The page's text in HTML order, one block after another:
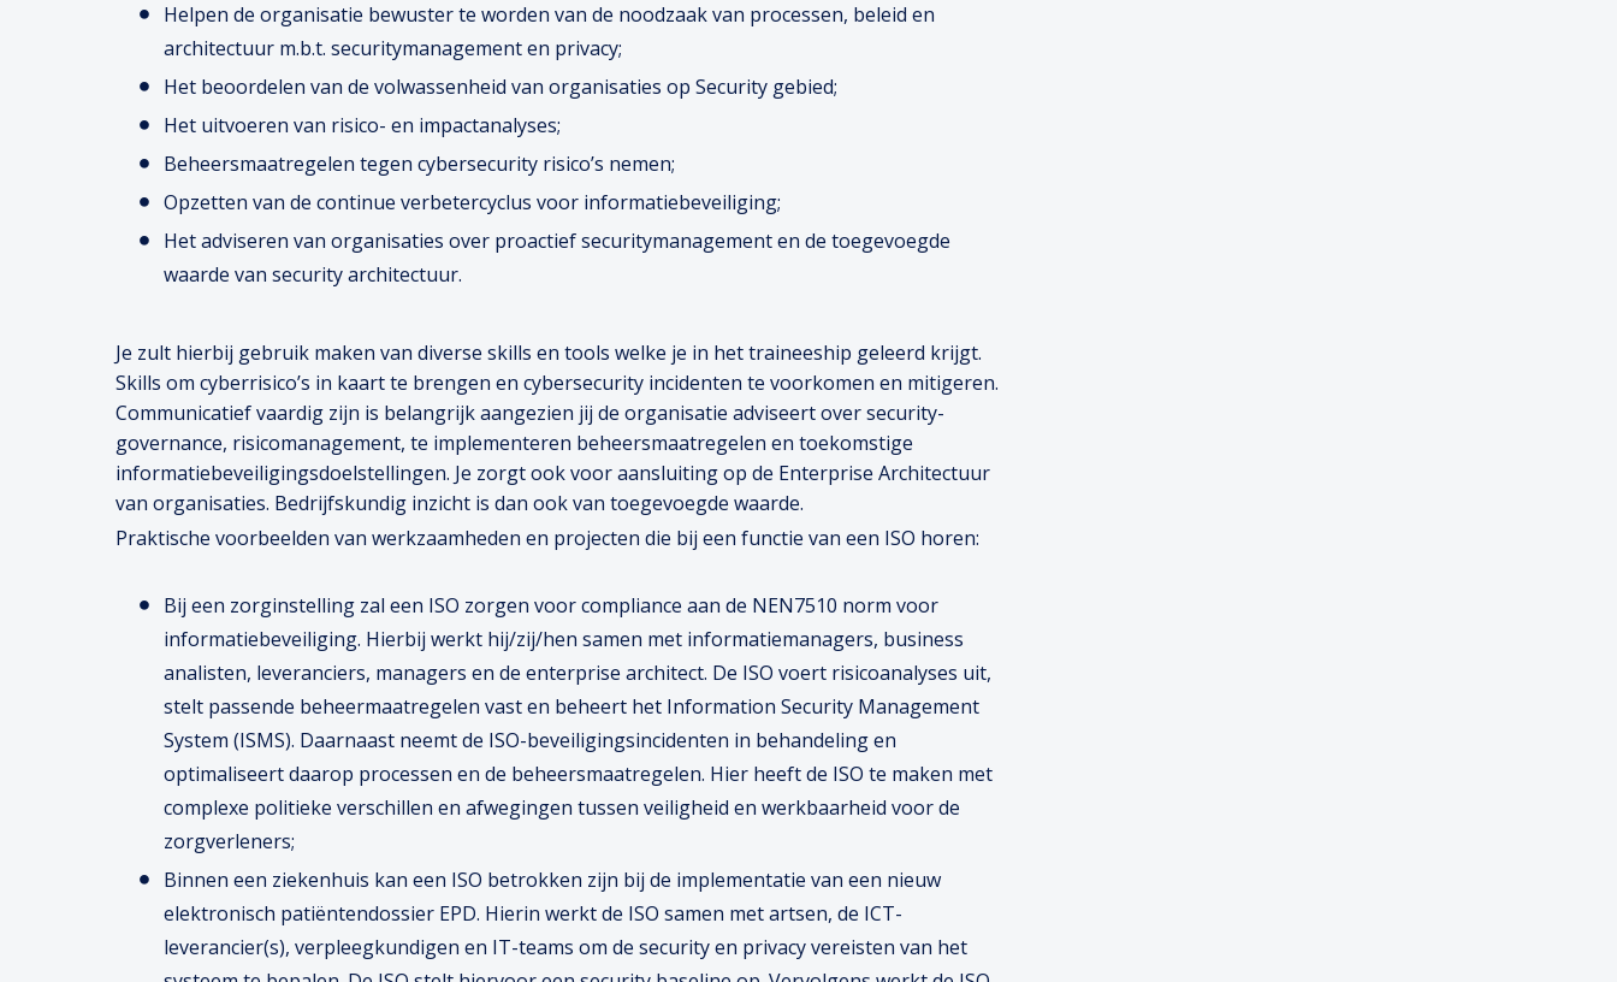
Helpen de organisatie bewuster te worden van de noodzaak van processen, beleid en
architectuur m.b.t. securitymanagement en privacy;
Het beoordelen van de volwassenheid van organisaties op Security gebied;
Het uitvoeren van risico- en impactanalyses;
Beheersmaatregelen tegen cybersecurity risico’s nemen;
Opzetten van de continue verbetercyclus voor informatiebeveiliging;
Het adviseren van organisaties over proactief securitymanagement en de toegevoegde
waarde van security architectuur.
Je zult hierbij gebruik maken van diverse skills en tools welke je in het traineeship geleerd krijgt.
Skills om cyberrisico’s in kaart te brengen en cybersecurity incidenten te voorkomen en mitigeren.
Communicatief vaardig zijn is belangrijk aangezien jij de organisatie adviseert over security-
governance, risicomanagement, te implementeren beheersmaatregelen en toekomstige
informatiebeveiligingsdoelstellingen. Je zorgt ook voor aansluiting op de Enterprise Architectuur
van organisaties. Bedrijfskundig inzicht is dan ook van toegevoegde waarde.
Praktische voorbeelden van werkzaamheden en projecten die bij een functie van een ISO horen:
Bij een zorginstelling zal een ISO zorgen voor compliance aan de NEN7510 norm voor
informatiebeveiliging. Hierbij werkt hij/zij/hen samen met informatiemanagers, business
analisten, leveranciers, managers en de enterprise architect. De ISO voert risicoanalyses uit,
stelt passende beheermaatregelen vast en beheert het Information Security Management
System (ISMS). Daarnaast neemt de ISO-beveiligingsincidenten in behandeling en
optimaliseert daarop processen en de beheersmaatregelen. Hier heeft de ISO te maken met
complexe politieke verschillen en afwegingen tussen veiligheid en werkbaarheid voor de
zorgverleners;
Binnen een ziekenhuis kan een ISO betrokken zijn bij de implementatie van een nieuw
elektronisch patiëntendossier EPD. Hierin werkt de ISO samen met artsen, de ICT-
leverancier(s), verpleegkundigen en IT-teams om de security en privacy vereisten van het